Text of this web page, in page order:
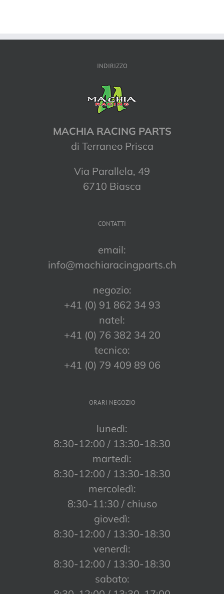
INDIRIZZO
MACHIA RACING PARTS
di Terraneo Prisca
Via Parallela, 49
6710 Biasca
CONTATTI
email:
info@machiaracingparts.ch
negozio:
+41 (0) 91 862 34 93
natel:
+41 (0) 76 382 34 20
tecnico:
+41 (0) 79 409 89 06
ORARI NEGOZIO
lunedì:
8:30-12:00 / 13:30-18:30
martedì:
8:30-12:00 / 13:30-18:30
mercoledì:
8:30-11:30 / chiuso
giovedì:
8:30-12:00 / 13:30-18:30
venerdì:
8:30-12:00 / 13:30-18:30
sabato: